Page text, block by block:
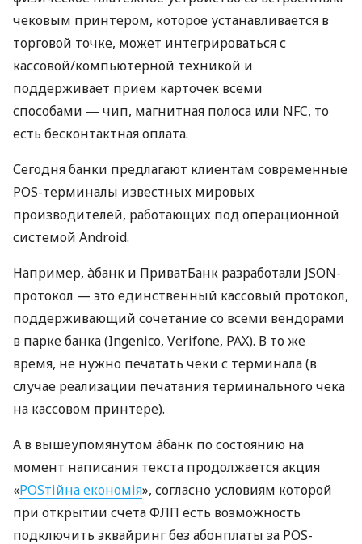
чековым принтером, которое устанавливается в
торговой точке, может интегрироваться с
кассовой/компьютерной техникой и
поддерживает прием карточек всеми
способами — чип, магнитная полоса или NFC, то
есть бесконтактная оплата.
Сегодня банки предлагают клиентам современные
POS-терминалы известных мировых
производителей, работающих под операционной
системой Android.
Например, àбанк и ПриватБанк разработали JSON-
протокол — это единственный кассовый протокол,
поддерживающий сочетание со всеми вендорами
в парке банка (Ingenico, Verifone, PAX). В то же
время, не нужно печатать чеки с терминала (в
случае реализации печатания терминального чека
на кассовом принтере).
А в вышеупомянутом àбанк по состоянию на
момент написания текста продолжается акция
«POSтійна економія», согласно условиям которой
при открытии счета ФЛП есть возможность
подключить эквайринг без абонплаты за POS-